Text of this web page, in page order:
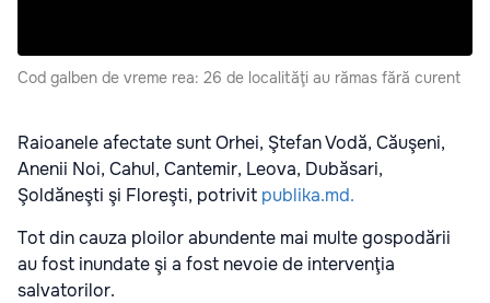
Cod galben de vreme rea: 26 de localităţi au rămas fără curent
Raioanele afectate sunt Orhei, Ştefan Vodă, Căuşeni,
Anenii Noi, Cahul, Cantemir, Leova, Dubăsari,
Şoldăneşti şi Floreşti, potrivit publika.md.
Tot din cauza ploilor abundente mai multe gospodării
au fost inundate şi a fost nevoie de intervenţia
salvatorilor.